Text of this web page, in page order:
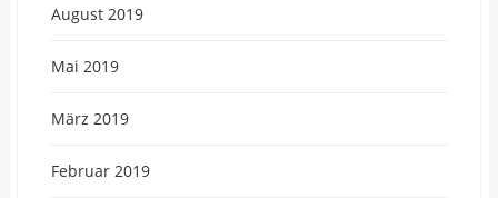
August 2019
Mai 2019
März 2019
Februar 2019